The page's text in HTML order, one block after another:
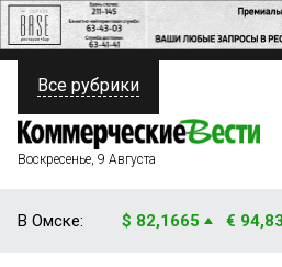
ПОЛИТИКА
ФИНАНСЫ
Все рубрики
Воскресенье, 9 Августа
В Омске: $ 82,1665 €